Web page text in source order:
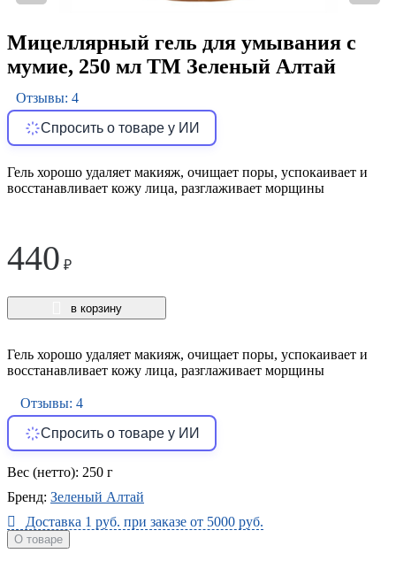
Мицеллярный гель для умывания с
мумие, 250 мл ТМ Зеленый Алтай
Отзывы: 4
Спросить о товаре у ИИ
Гель хорошо удаляет макияж, очищает поры, успокаивает и
восстанавливает кожу лица, разглаживает морщины
440 ₽
в корзину
Гель хорошо удаляет макияж, очищает поры, успокаивает и
восстанавливает кожу лица, разглаживает морщины
Отзывы: 4
Спросить о товаре у ИИ
Вес (нетто): 250 г
Бренд: Зеленый Алтай
Доставка 1 руб. при заказе от 5000 руб.
О товаре